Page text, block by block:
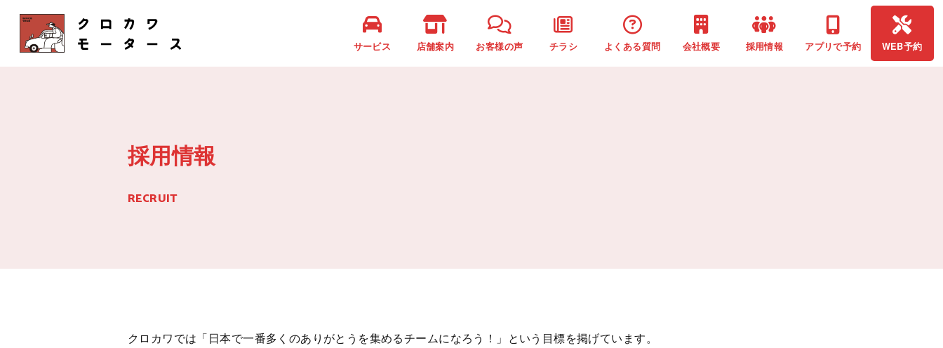
サービス 店舗案内 お客様の声 チラシ よくある質問 会社概要 採用情報 アプリで予約 WEB予約
採用情報
RECRUIT
クロカワでは「日本で一番多くのありがとうを集めるチームになろう！」という目標を掲げています。